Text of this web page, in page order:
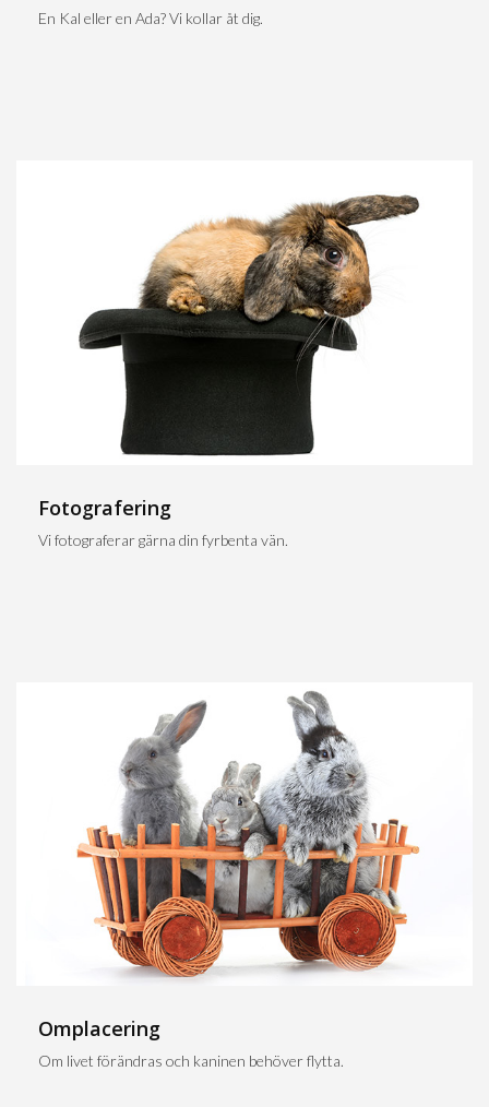
En Kal eller en Ada? Vi kollar åt dig.
Fotografering
Vi fotograferar gärna din fyrbenta vän.
Omplacering
Om livet förändras och kaninen behöver flytta.